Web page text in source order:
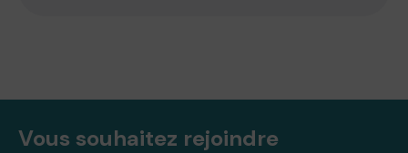
Vous souhaitez rejoindre